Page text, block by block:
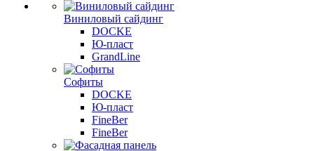
Виниловый сайдинг
DOCKE
Ю-пласт
GrandLine
Софиты
DOCKE
Ю-пласт
FineBer
FineBer